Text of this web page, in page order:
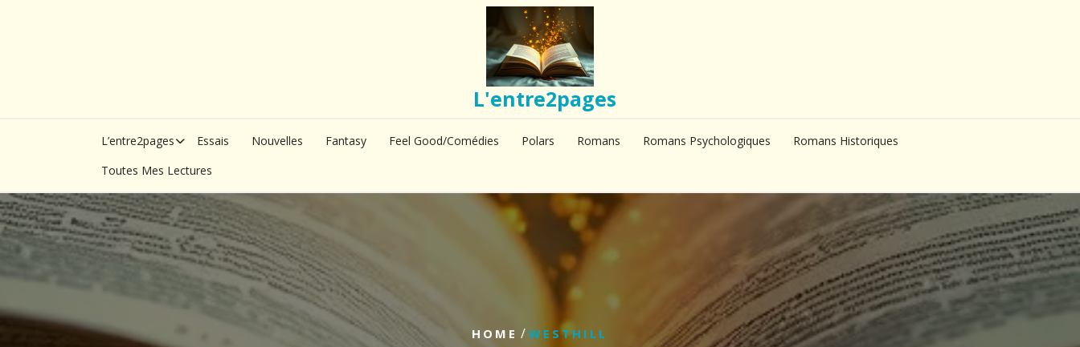
L'entre2pages
L’entre2pages Essais Nouvelles Fantasy Feel Good/Comédies Polars Romans Romans Psychologiques
Romans Historiques
Toutes Mes Lectures
HOME /WESTHILL